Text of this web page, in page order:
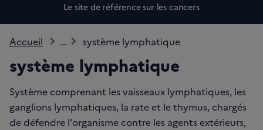
Le site de référence sur les cancers
Accueil ... système lymphatique
système lymphatique
Système comprenant les vaisseaux lymphatiques, les
ganglions lymphatiques, la rate et le thymus, chargés
de défendre l'organisme contre les agents extérieurs,